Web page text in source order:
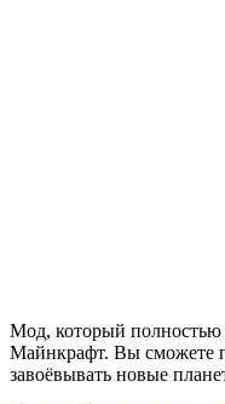
Мод, который
Майнкрафт. Вы сможете
завоёвывать новые